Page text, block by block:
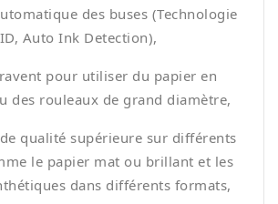
des buses (Technologie
Auto Ink Detection),
pour utiliser du papier en
des rouleaux de grand diamètre,
qualité supérieure sur différents
le papier mat ou brillant et les
dans différents formats,